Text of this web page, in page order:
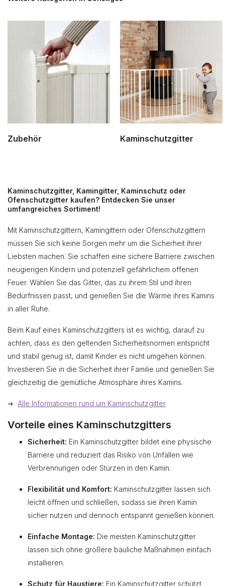
Zubehör Kaminschutzgitter
Kaminschutzgitter, Kamingitter, Kaminschutz oder
Ofenschutzgitter kaufen? Entdecken Sie unser
umfangreiches Sortiment!
Mit Kaminschutzgittern, Kamingittern oder Ofenschutzgittern
müssen Sie sich keine Sorgen mehr um die Sicherheit ihrer
Liebsten machen. Sie schaffen eine sichere Barriere zwischen
neugierigen Kindern und potenziell gefährlichem offenen
Feuer. Wählen Sie das Gitter, das zu ihrem Stil und ihren
Bedürfnissen passt, und genießen Sie die Wärme ihres Kamins
in aller Ruhe.
Beim Kauf eines Kaminschutzgitters ist es wichtig, darauf zu
achten, dass es den geltenden Sicherheitsnormen entspricht
und stabil genug ist, damit Kinder es nicht umgehen können.
Investieren Sie in die Sicherheit ihrer Familie und genießen Sie
gleichzeitig die gemütliche Atmosphäre ihres Kamins.
➜ Alle Informationen rund um Kaminschutzgitter
Vorteile eines Kaminschutzgitters
Sicherheit: Ein Kaminschutzgitter bildet eine physische
Barriere und reduziert das Risiko von Unfällen wie
Verbrennungen oder Stürzen in den Kamin.
Flexibilität und Komfort: Kaminschutzgitter lassen sich
leicht öffnen und schließen, sodass sie ihren Kamin
sicher nutzen und dennoch entspannt genießen können.
Einfache Montage: Die meisten Kaminschutzgitter
lassen sich ohne größere bauliche Maßnahmen einfach
installieren.
Schutz für Haustiere: Ein Kaminschutzgitter schützt